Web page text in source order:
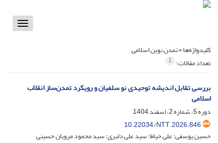
Toggle
کلیدواژه‌ها =تمدن نوین اسلامی
تعداد مقالات: 1
بررسی تقابل اندیشه توحیدی نو سلفیان و رویکرد تمدن‌ساز انقلاب
اسلامی
دوره 5، شماره 2، اسفند 1404
10.22034/NTT.2026.846
حسین یوسفی؛ علی خیاط؛ سید علی دلبری؛ سید محمود مرویان حسینی